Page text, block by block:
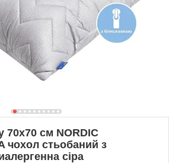
70х70 см NORDIC
чохол стьобаний з
сіра